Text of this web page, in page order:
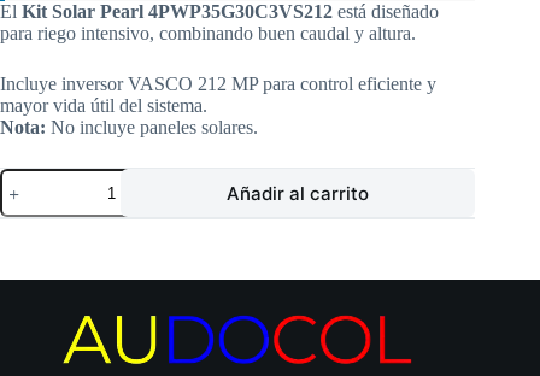
El Kit Solar Pearl 4PWP35G30C3VS212 está diseñado
para riego intensivo, combinando buen caudal y altura.
Incluye inversor VASCO 212 MP para control eficiente y
mayor vida útil del sistema.
Nota: No incluye paneles solares.
Kit
Solar
Sumergible
|
Añadir al carrito